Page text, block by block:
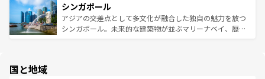
参照してほしい。
激する。気候は一年中温暖で、どの季節にも異なる楽しみ
が待っている。親しみやすいタイの人々、仏教を中心とし
た文化、そして多様な観光資源が、訪れる旅人を魅了し続
み、どこを訪れても感動するはず。観光スポットが密集し
ており、効率よく見どころを回れるのも魅力。息をのむよ
うな絶景から文化的な体験まで、香港を存分に楽しみ尽く
シンガポール
アジアの交差点として多文化が融合した独自の魅力を放つ
シンガポール。未来的な建築物が並ぶマリーナベイ、歴史
国と地域